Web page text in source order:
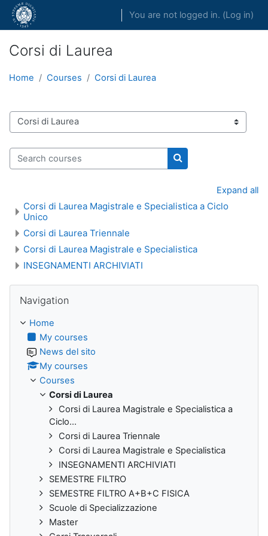
Skip to main content
You are not logged in. (Log in)
Corsi di Laurea
Home Courses Corsi di Laurea
Course categories
Search courses
Search courses
Expand all
Corsi di Laurea Magistrale e Specialistica a Ciclo
Unico
Corsi di Laurea Triennale
Corsi di Laurea Magistrale e Specialistica
INSEGNAMENTI ARCHIVIATI
Navigation
Home
My courses
News del sito
My courses
Courses
Corsi di Laurea
Corsi di Laurea Magistrale e Specialistica a
Ciclo...
Corsi di Laurea Triennale
Corsi di Laurea Magistrale e Specialistica
INSEGNAMENTI ARCHIVIATI
SEMESTRE FILTRO
SEMESTRE FILTRO A+B+C FISICA
Scuole di Specializzazione
Master